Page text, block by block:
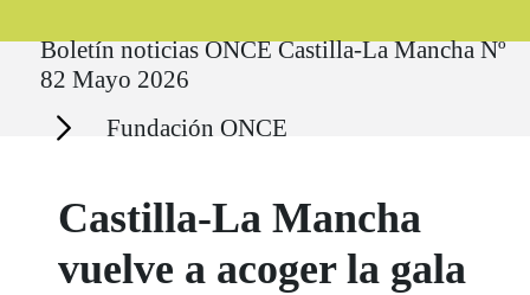
Boletín noticias ONCE Castilla-La Mancha Nº
82 Mayo 2026
Secciones Fundación ONCE
Castilla-La Mancha
vuelve a acoger la gala